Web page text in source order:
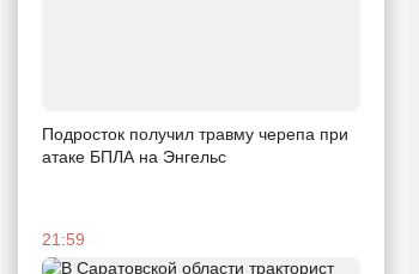
Подросток получил травму черепа при
атаке БПЛА на Энгельс
21:59